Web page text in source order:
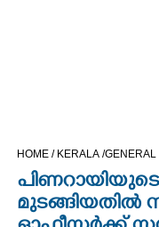
CINEMA
OPINION
HOME / KERALA /GENERAL
പിണറായിയുടെ
മുടങ്ങിയതിൽ